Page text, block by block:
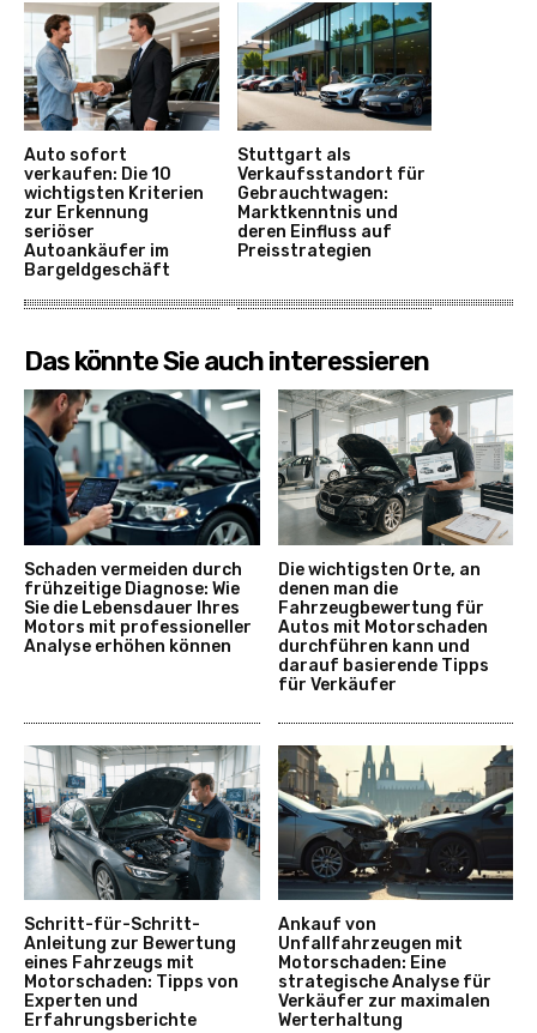
Auto sofort
verkaufen: Die 10
wichtigsten Kriterien
zur Erkennung
seriöser
Autoankäufer im
Bargeldgeschäft
Stuttgart als
Verkaufsstandort für
Gebrauchtwagen:
Marktkenntnis und
deren Einfluss auf
Preisstrategien
Das könnte Sie auch interessieren
Schaden vermeiden durch
frühzeitige Diagnose: Wie
Sie die Lebensdauer Ihres
Motors mit professioneller
Analyse erhöhen können
Die wichtigsten Orte, an
denen man die
Fahrzeugbewertung für
Autos mit Motorschaden
durchführen kann und
darauf basierende Tipps
für Verkäufer
Schritt-für-Schritt-
Anleitung zur Bewertung
eines Fahrzeugs mit
Motorschaden: Tipps von
Experten und
Erfahrungsberichte
Ankauf von
Unfallfahrzeugen mit
Motorschaden: Eine
strategische Analyse für
Verkäufer zur maximalen
Werterhaltung